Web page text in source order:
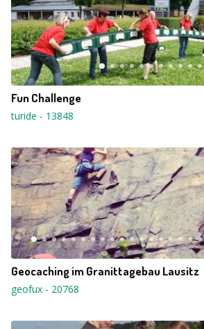
Fun Challenge
turide - 13848
Geocaching im Granittagebau Lausitz
geofux - 20768